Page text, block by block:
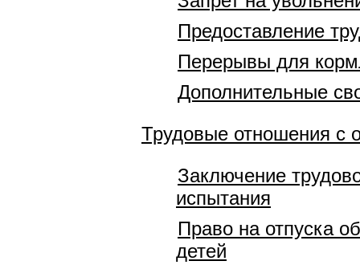
Предоставление
Перерывы для
Дополнительные
Трудовые отношения с
Заключение
испытания
Право на отпуска
детей